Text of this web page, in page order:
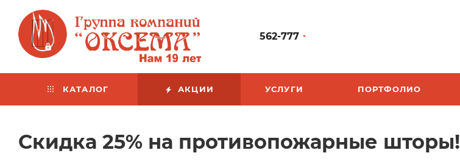
562-777
КАТАЛОГ АКЦИИ УСЛУГИ ПОРТФОЛИО
Скидка 25% на противопожарные шторы!